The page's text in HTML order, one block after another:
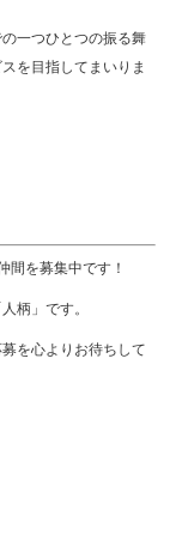
一つひとつの振る舞
を目指してまいりま
間を募集中です！
柄」です。
を心よりお待ちして